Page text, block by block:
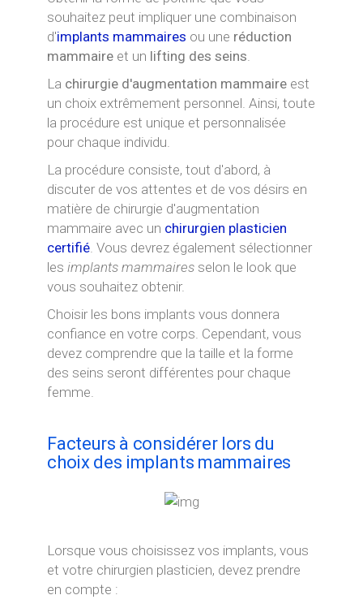
souhaitez peut impliquer une combinaison
d'implants mammaires ou une réduction
mammaire et un lifting des seins.
La chirurgie d'augmentation mammaire est
un choix extrêmement personnel. Ainsi, toute
la procédure est unique et personnalisée
pour chaque individu.
La procédure consiste, tout d'abord, à
discuter de vos attentes et de vos désirs en
matière de chirurgie d'augmentation
mammaire avec un chirurgien plasticien
certifié. Vous devrez également sélectionner
lesimplants mammaires selon le look que
vous souhaitez obtenir.
Choisir les bons implants vous donnera
confiance en votre corps. Cependant, vous
devez comprendre que la taille et la forme
des seins seront différentes pour chaque
femme.
Facteurs à considérer lors du
choix des implants mammaires
Lorsque vous choisissez vos implants, vous
et votre chirurgien plasticien, devez prendre
en compte :